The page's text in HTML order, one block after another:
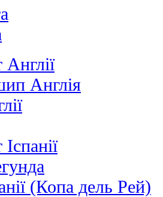
Англія
(Копа дель Рей)